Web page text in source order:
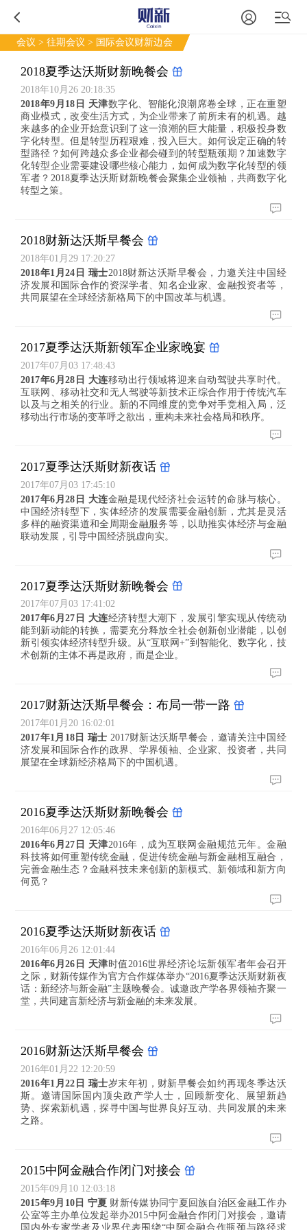
会议 > 往期会议 > 国际会议财新边会
2018夏季达沃斯财新晚餐会
2018年10月26 20:18:35
2018年9月18日 天津数字化、智能化浪潮席卷全球，正在重塑
商业模式，改变生活方式，为企业带来了前所未有的机遇。越
来越多的企业开始意识到了这一浪潮的巨大能量，积极投身数
字化转型。但是转型历程艰难，投入巨大。如何设定正确的转
型路径？如何跨越众多企业都会碰到的转型瓶颈期？加速数字
化转型企业需要建设哪些核心能力，如何成为数字化转型的领
军者？2018夏季达沃斯财新晚餐会聚集企业领袖，共商数字化
转型之策。
2018财新达沃斯早餐会
2018年01月29 17:20:27
2018年1月24日 瑞士2018财新达沃斯早餐会，力邀关注中国经
济发展和国际合作的资深学者、知名企业家、金融投资者等，
共同展望在全球经济新格局下的中国改革与机遇。
2017夏季达沃斯新领军企业家晚宴
2017年07月03 17:48:43
2017年6月28日 大连移动出行领域将迎来自动驾驶共享时代。
互联网、移动社交和无人驾驶等新技术正综合作用于传统汽车
以及与之相关的行业。新的不同维度的竞争对手竞相入局，泛
移动出行市场的变革呼之欲出，重构未来社会格局和秩序。
2017夏季达沃斯财新夜话
2017年07月03 17:45:10
2017年6月28日 大连金融是现代经济社会运转的命脉与核心。
中国经济转型下，实体经济的发展需要金融创新，尤其是灵活
多样的融资渠道和全周期金融服务等，以助推实体经济与金融
联动发展，引导中国经济脱虚向实。
2017夏季达沃斯财新晚餐会
2017年07月03 17:41:02
2017年6月27日 大连经济转型大潮下，发展引擎实现从传统动
能到新动能的转换，需要充分释放全社会创新创业潜能，以创
新引领实体经济转型升级。从“互联网+”到智能化、数字化，技
术创新的主体不再是政府，而是企业。
2017财新达沃斯早餐会：布局一带一路
2017年01月20 16:02:01
2017年1月18日 瑞士 2017财新达沃斯早餐会，邀请关注中国经
济发展和国际合作的政界、学界领袖、企业家、投资者，共同
展望在全球新经济格局下的中国机遇。
2016夏季达沃斯财新晚餐会
2016年06月27 12:05:46
2016年6月27日 天津2016年，成为互联网金融规范元年。金融
科技将如何重塑传统金融，促进传统金融与新金融相互融合，
完善金融生态？金融科技未来创新的新模式、新领域和新方向
何觅？
2016夏季达沃斯财新夜话
2016年06月26 12:01:44
2016年6月26日 天津时值2016世界经济论坛新领军者年会召开
之际，财新传媒作为官方合作媒体举办“2016夏季达沃斯财新夜
话：新经济与新金融”主题晚餐会。诚邀政产学各界领袖齐聚一
堂，共同建言新经济与新金融的未来发展。
2016财新达沃斯早餐会
2016年01月22 12:20:59
2016年1月22日 瑞士岁末年初，财新早餐会如约再现冬季达沃
斯。邀请国际国内顶尖政产学人士，回顾新变化、展望新趋
势、探索新机遇，探寻中国与世界良好互动、共同发展的未来
之路。
2015中阿金融合作闭门对接会
2015年09月10 12:03:18
2015年9月10日 宁夏 财新传媒协同宁夏回族自治区金融工作办
公室等主办单位发起举办2015中阿金融合作闭门对接会，邀请
国内外专家学者及业界代表围绕“中阿金融合作瓶颈与路径求